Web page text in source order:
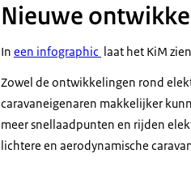
Nieuwe
In een infographic laat het KiM
Zowel de ontwikkelingen rond
caravaneigenaren makkelijker
meer snellaadpunten en rijden
lichtere en aerodynamische